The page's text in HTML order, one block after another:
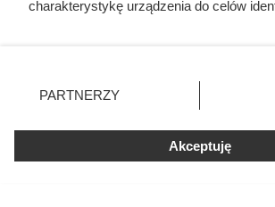
Cennik usług glazurniczych 2026
Cennik malowania ścian 2026 -
charakterystykę urządzenia do celów
zmienić/wycofać klikając przycisk
znajdujący się w lewym dolnym rogu
użytkownika, ale masz prawo sprzeciwić
przetwarzaniu. Preferencje będą miały
PARTNERZY
Akceptuję